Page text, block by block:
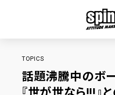
TOPICS
話題沸騰中のボ